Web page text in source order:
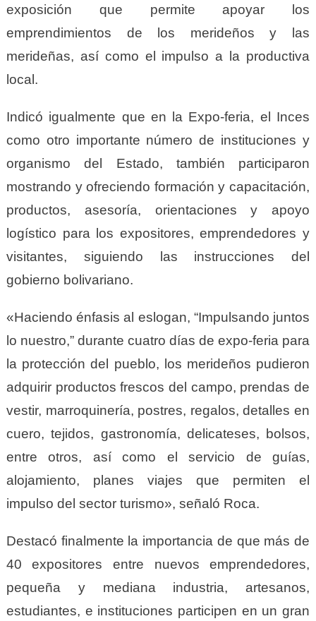
exposición que permite apoyar los
emprendimientos de los merideños y las
merideñas, así como el impulso a la productiva
local.
Indicó igualmente que en la Expo-feria, el Inces
como otro importante número de instituciones y
organismo del Estado, también participaron
mostrando y ofreciendo formación y capacitación,
productos, asesoría, orientaciones y apoyo
logístico para los expositores, emprendedores y
visitantes, siguiendo las instrucciones del
gobierno bolivariano.
«Haciendo énfasis al eslogan, “Impulsando juntos
lo nuestro,” durante cuatro días de expo-feria para
la protección del pueblo, los merideños pudieron
adquirir productos frescos del campo, prendas de
vestir, marroquinería, postres, regalos, detalles en
cuero, tejidos, gastronomía, delicateses, bolsos,
entre otros, así como el servicio de guías,
alojamiento, planes viajes que permiten el
impulso del sector turismo», señaló Roca.
Destacó finalmente la importancia de que más de
40 expositores entre nuevos emprendedores,
pequeña y mediana industria, artesanos,
estudiantes, e instituciones participen en un gran